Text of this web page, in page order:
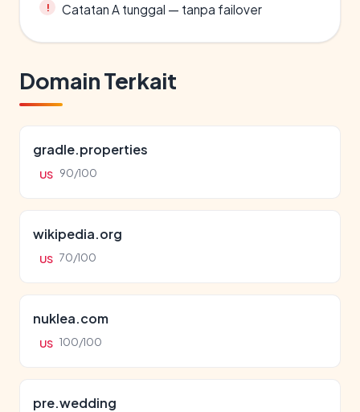
Catatan A tunggal — tanpa failover
Domain Terkait
gradle.properties
US 90/100
wikipedia.org
US 70/100
nuklea.com
US 100/100
pre.wedding